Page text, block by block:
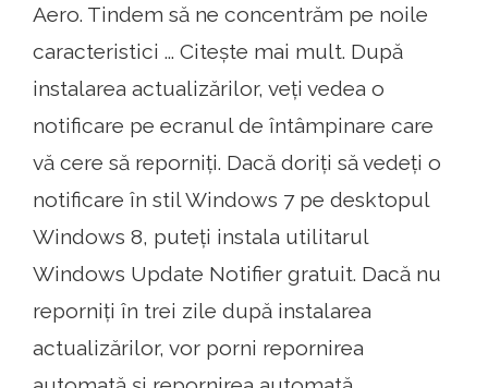
Aero. Tindem să ne concentrăm pe noile
caracteristici ... Citește mai mult. După
instalarea actualizărilor, veți vedea o
notificare pe ecranul de întâmpinare care
vă cere să reporniți. Dacă doriți să vedeți o
notificare în stil Windows 7 pe desktopul
Windows 8, puteți instala utilitarul
Windows Update Notifier gratuit. Dacă nu
reporniți în trei zile după instalarea
actualizărilor, vor porni repornirea